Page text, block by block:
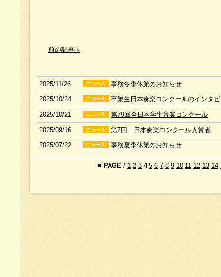
前の記事へ
2025/11/26 事務冬季休業のお知らせ
2025/10/24 卒業生日本奏楽コンクールのインタ
2025/10/21 第79回全日本学生音楽コンクール
2025/09/16 第7回 日本奏楽コンクール入賞者
2025/07/22 事務夏季休業のお知らせ
■ PAGE / 1 2 3 4 5 6 7 8 9 10 11 12 13 14